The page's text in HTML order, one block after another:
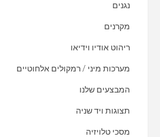
נגנים
מקרנים
ריהוט אודיו וידיאו
מערכות מיני / רמקולים אלחוטיים
המבצעים שלנו
תצוגות ויד שניה
מסכי טלויזיה